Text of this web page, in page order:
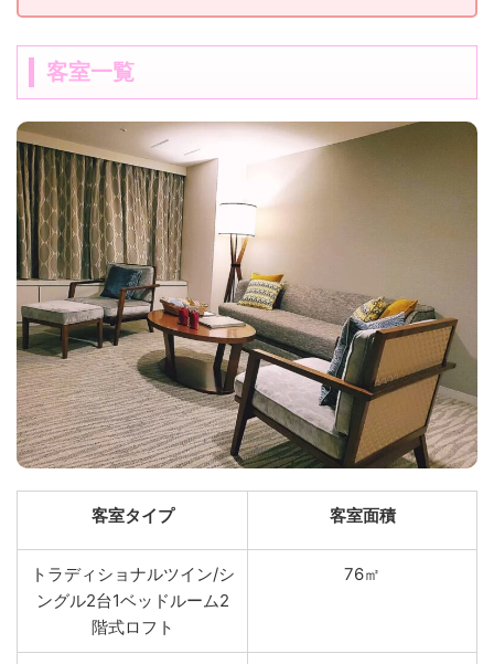
客室一覧
客室タイプ 客室面積
トラディショナルツイン/シ
ングル2台1ベッドルーム2
階式ロフト
76㎡